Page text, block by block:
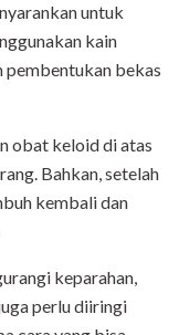
untuk
kain
pembentukan bekas
obat keloid di atas
Bahkan, setelah
kembali dan
keparahan,
perlu diiringi